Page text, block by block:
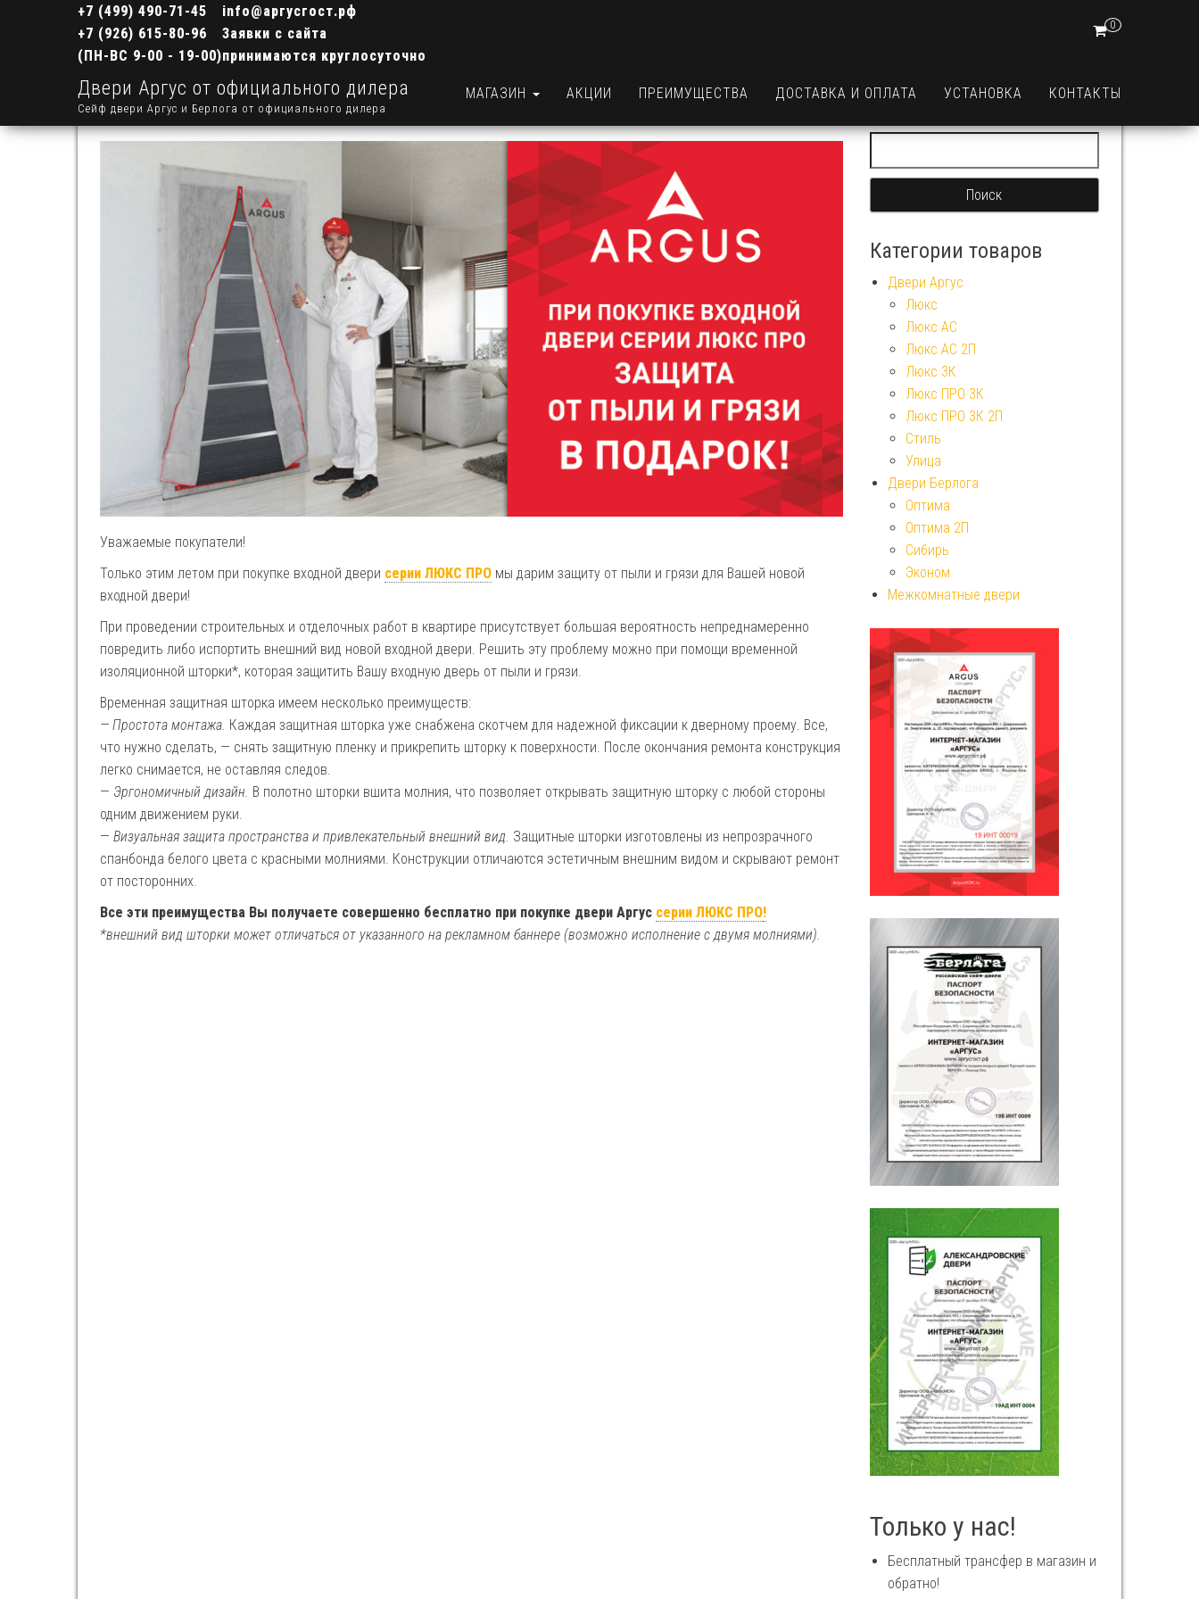
+7 (499) 490-71-45
+7 (926) 615-80-96
(ПН-ВС 9-00 - 19-00)
info@аргусгост.рф
Заявки с сайта
принимаются круглосуточно
Двери Аргус от официального дилера
Сейф двери Аргус и Берлога от официального дилера
0
МАГАЗИН АКЦИИ ПРЕИМУЩЕСТВА ДОСТАВКА И ОПЛАТА УСТАНОВКА КОНТАКТЫ
Уважаемые покупатели!
Только этим летом при покупке входной двери серии ЛЮКС ПРО мы дарим защиту от пыли и грязи для Вашей новой
входной двери!
При проведении строительных и отделочных работ в квартире присутствует большая вероятность непреднамеренно
повредить либо испортить внешний вид новой входной двери. Решить эту проблему можно при помощи временной
изоляционной шторки*, которая защитить Вашу входную дверь от пыли и грязи.
Временная защитная шторка имеем несколько преимуществ:
— Простота монтажа. Каждая защитная шторка уже снабжена скотчем для надежной фиксации к дверному проему. Все,
что нужно сделать, — снять защитную пленку и прикрепить шторку к поверхности. После окончания ремонта конструкция
легко снимается, не оставляя следов.
— Эргономичный дизайн. В полотно шторки вшита молния, что позволяет открывать защитную шторку с любой стороны
одним движением руки.
— Визуальная защита пространства и привлекательный внешний вид. Защитные шторки изготовлены из непрозрачного
спанбонда белого цвета с красными молниями. Конструкции отличаются эстетичным внешним видом и скрывают ремонт
от посторонних.
Все эти преимущества Вы получаете совершенно бесплатно при покупке двери Аргус серии ЛЮКС ПРО!
*внешний вид шторки может отличаться от указанного на рекламном баннере (возможно исполнение с двумя молниями).
Категории товаров
Двери Аргус
Люкс
Люкс АС
Люкс АС 2П
Люкс 3К
Люкс ПРО 3К
Люкс ПРО 3К 2П
Стиль
Улица
Двери Берлога
Оптима
Оптима 2П
Сибирь
Эконом
Межкомнатные двери
Только у нас!
Бесплатный трансфер в магазин и
обратно!